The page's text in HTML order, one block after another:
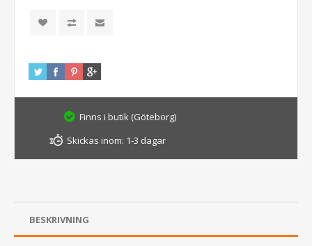
Finns i butik (Göteborg)
Skickas inom: 1-3 dagar
BESKRIVNING